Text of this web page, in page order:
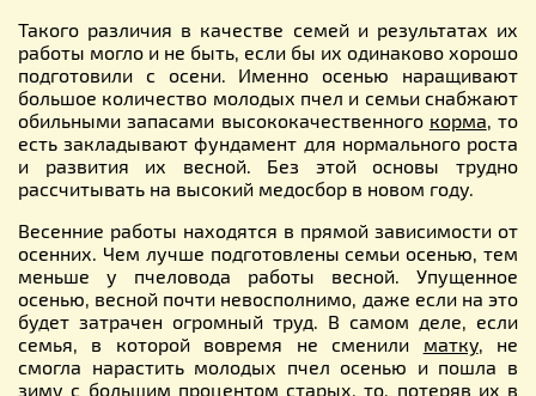
Такого различия в качестве семей и результатах их
работы могло и не быть, если бы их одинаково хорошо
подготовили с осени. Именно осенью наращивают
большое количество молодых пчел и семьи снабжают
обильными запасами высококачественного корма, то
есть закладывают фундамент для нормального роста
и развития их весной. Без этой основы трудно
рассчитывать на высокий медосбор в новом году.
Весенние работы находятся в прямой зависимости от
осенних. Чем лучше подготовлены семьи осенью, тем
меньше у пчеловода работы весной. Упущенное
осенью, весной почти невосполнимо, даже если на это
будет затрачен огромный труд. В самом деле, если
семья, в которой вовремя не сменили матку, не
смогла нарастить молодых пчел осенью и пошла в
зиму с большим процентом старых, то, потеряв их в